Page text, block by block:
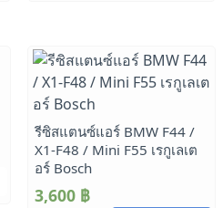
รีซิสแตนซ์แอร์ BMW F44 /
X1-F48 / Mini F55 เรกูเลเต
อร์ Bosch
3,600 ฿